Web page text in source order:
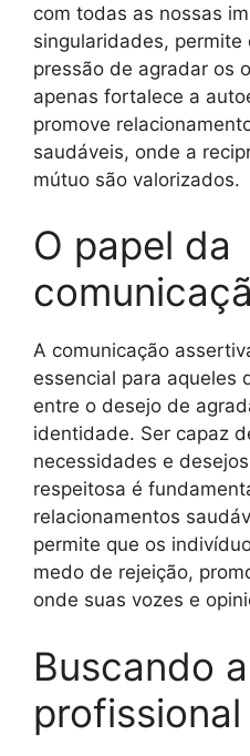
com todas as nossas
singularidades,
pressão de agradar os
apenas fortalece a
promove
saudáveis, onde a
mútuo são valorizados.
O papel da
A comunicação
essencial para aqueles
entre o desejo de
identidade. Ser capaz
necessidades e
respeitosa é
relacionamentos
permite que os
medo de rejeição,
onde suas vozes e
Buscando
profissional